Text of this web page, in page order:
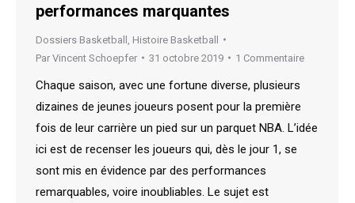
performances marquantes
Dossiers Basketball
Histoire Basketball
Par Vincent Schoepfer 31 octobre 2019 1 Commentaire
Chaque saison, avec une fortune diverse, plusieurs
dizaines de jeunes joueurs posent pour la première
fois de leur carrière un pied sur un parquet NBA. L’idée
ici est de recenser les joueurs qui, dès le jour 1, se
sont mis en évidence par des performances
remarquables, voire inoubliables. Le sujet est